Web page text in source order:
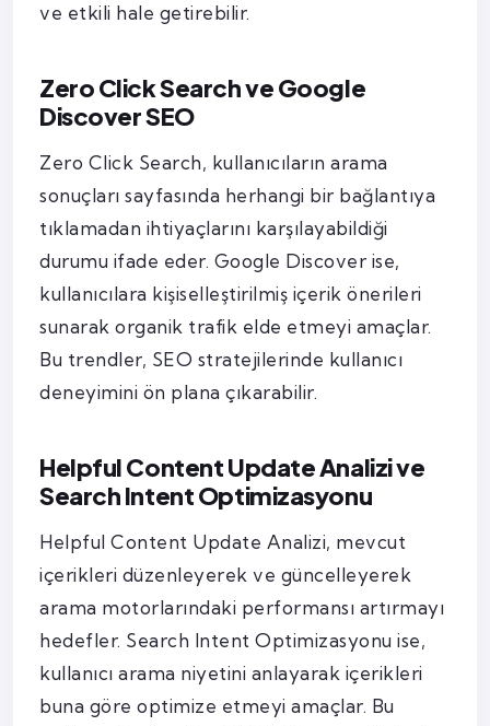
ve etkili hale getirebilir.
Zero Click Search ve Google
Discover SEO
Zero Click Search, kullanıcıların arama
sonuçları sayfasında herhangi bir bağlantıya
tıklamadan ihtiyaçlarını karşılayabildiği
durumu ifade eder. Google Discover ise,
kullanıcılara kişiselleştirilmiş içerik önerileri
sunarak organik trafik elde etmeyi amaçlar.
Bu trendler, SEO stratejilerinde kullanıcı
deneyimini ön plana çıkarabilir.
Helpful Content Update Analizi ve
Search Intent Optimizasyonu
Helpful Content Update Analizi, mevcut
içerikleri düzenleyerek ve güncelleyerek
arama motorlarındaki performansı artırmayı
hedefler. Search Intent Optimizasyonu ise,
kullanıcı arama niyetini anlayarak içerikleri
buna göre optimize etmeyi amaçlar. Bu